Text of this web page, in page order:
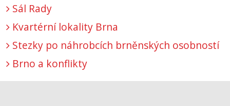
Sál Rady
Kvartérní lokality Brna
Stezky po náhrobcích brněnských osobností
Brno a konflikty